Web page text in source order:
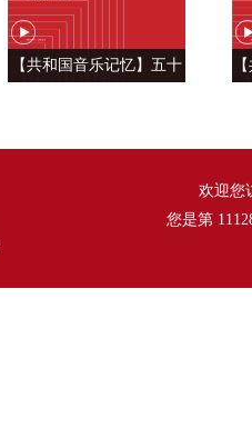
【共和国音乐记忆】五十
欢迎您
您是第